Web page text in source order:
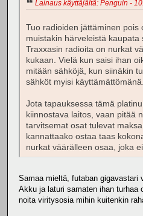
Lainaus käyttäjältä: Penguin -
Tuo radioiden jättäminen pois
muistakin härveleistä kaupata
Traxxasin radioita on nurkat
kukaan. Vielä kun saisi ihan
mitään sähköjä, kun siinäkin
sähköt myisi käyttämättömänä.
Jota tapauksessa tämä
kiinnostava laitos, vaan pitää
tarvitsemat osat tulevat
kannattaako ostaa taas
nurkat väärälleen osaa, joka
Samaa mieltä, futaban gigavastari
Akku ja laturi samaten ihan turhaa
noita viritysosia mihin kuitenkin